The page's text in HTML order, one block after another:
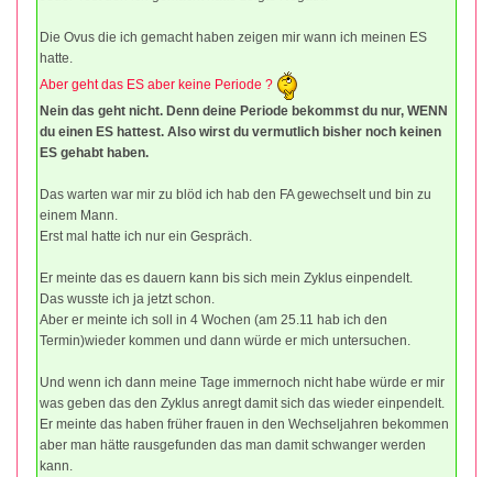
Die Ovus die ich gemacht haben zeigen mir wann ich meinen ES
hatte.
Aber geht das ES aber keine Periode ?
Nein das geht nicht. Denn deine Periode bekommst du nur, WENN
du einen ES hattest. Also wirst du vermutlich bisher noch keinen
ES gehabt haben.
Das warten war mir zu blöd ich hab den FA gewechselt und bin zu
einem Mann.
Erst mal hatte ich nur ein Gespräch.
Er meinte das es dauern kann bis sich mein Zyklus einpendelt.
Das wusste ich ja jetzt schon.
Aber er meinte ich soll in 4 Wochen (am 25.11 hab ich den
Termin)wieder kommen und dann würde er mich untersuchen.
Und wenn ich dann meine Tage immernoch nicht habe würde er mir
was geben das den Zyklus anregt damit sich das wieder einpendelt.
Er meinte das haben früher frauen in den Wechseljahren bekommen
aber man hätte rausgefunden das man damit schwanger werden
kann.